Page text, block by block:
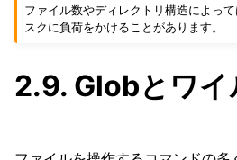
ファイル数やディレクトリ構造によっ
スクに負荷をかけることがあります。
2.9. Globとワイ